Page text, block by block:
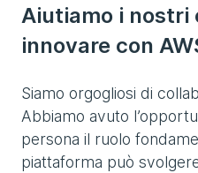
Aiutiamo i nostri
innovare con
Siamo orgogliosi di
Abbiamo avuto
persona il ruolo
piattaforma può